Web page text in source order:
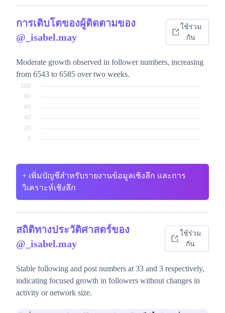
การเติบโตของผู้ติดตามของ
@_isabel.may
ใช้ร่วม
กัน
Moderate growth observed in follower numbers, increasing
from 6543 to 6585 over two weeks.
+ เพิ่มบัญชีสำหรับรายงานข้อมูลเชิงลึก และการ
วิเคราะห์เชิงลึก
สถิติทางประวัติศาสตร์ของ
@_isabel.may
ใช้ร่วม
กัน
Stable following and post numbers at 33 and 3 respectively,
indicating focused growth in followers without changes in
activity or network size.